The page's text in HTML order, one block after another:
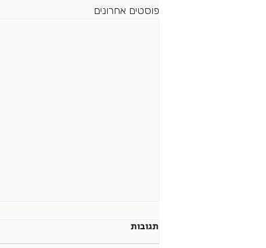
פוסטים אחרונים
תגובות